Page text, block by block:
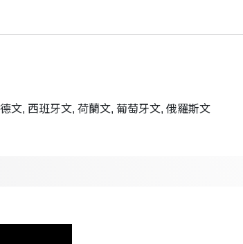
文, 西班牙文, 荷蘭文, 葡萄牙文, 俄羅斯文